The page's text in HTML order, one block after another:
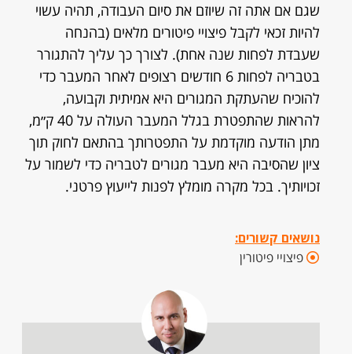
שגם אם אתה זה שיוזם את סיום העבודה, תהיה עשוי
להיות זכאי לקבל פיצויי פיטורים מלאים (בהנחה
שעבדת לפחות שנה אחת). לצורך כך עליך להתגורר
בטבריה לפחות 6 חודשים רצופים לאחר המעבר כדי
להוכיח שהעתקת המגורים היא אמיתית וקבועה,
להראות שהתפטרת בגלל המעבר העולה על 40 ק״מ,
מתן הודעה מוקדמת על התפטרותך בהתאם לחוק תוך
ציון שהסיבה היא מעבר מגורים לטבריה כדי לשמור על
זכויותיך. בכל מקרה מומלץ לפנות לייעוץ פרטני.
נושאים קשורים:
פיצויי פיטורין